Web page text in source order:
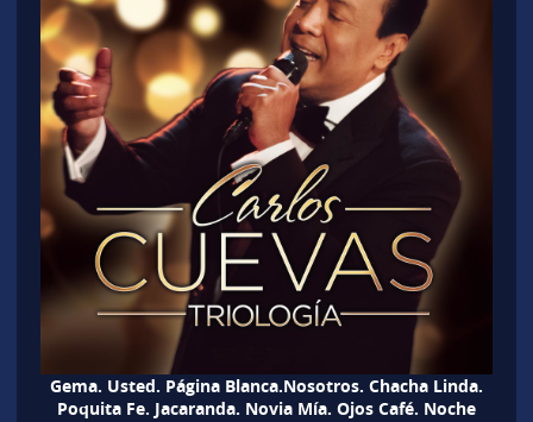
Gema. Usted. Página Blanca.Nosotros. Chacha Linda.
Poquita Fe. Jacaranda. Novia Mía. Ojos Café. Noche